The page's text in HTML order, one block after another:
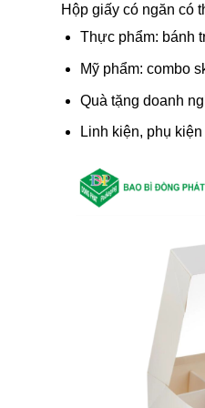
Hộp giấy có ngăn có
Thực phẩm: bánh
Mỹ phẩm: combo
Quà tặng doanh
Linh kiện, phụ